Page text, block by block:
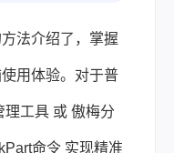
法介绍了，掌握
用体验。对于普
工具 或 傲梅分
命令 实现精准